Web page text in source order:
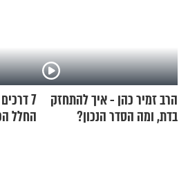
הרב זמיר כהן - איך להתחזק
בדת, ומה הסדר הנכון?
7
החלל